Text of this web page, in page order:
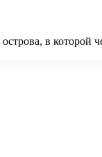
в которой